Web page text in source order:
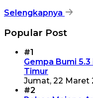
Selengkapnya
Popular Post
#1
Gempa Bumi
Timur
Jumat, 22 Maret
#2